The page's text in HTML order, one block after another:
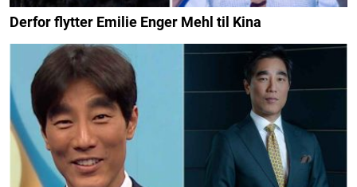
Derfor flytter Emilie Enger Mehl til Kina